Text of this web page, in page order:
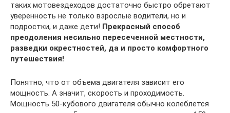
таких мотовездеходов достаточно быстро обретают
уверенность не только взрослые водители, но и
подростки, и даже дети! Прекрасный способ
преодоления несильно пересеченной местности,
разведки окрестностей, да и просто комфортного
путешествия!
Понятно, что от объема двигателя зависит его
мощность. А значит, скорость и проходимость.
Мощность 50-кубового двигателя обычно колеблется